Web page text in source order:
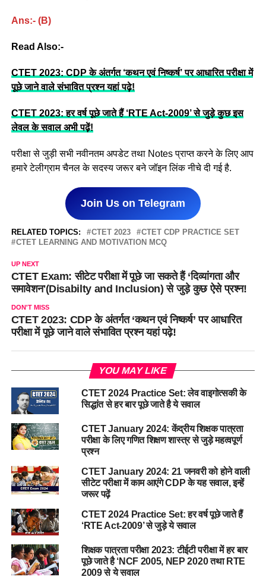
Ans:- (B)
Read Also:-
CTET 2023: CDP के अंतर्गत ‘कथन एवं निष्कर्ष’ पर आधारित परीक्षा में
पूछे जाने वाले संभावित प्रश्न यहां पढ़े!
CTET 2023: हर वर्ष पूछे जाते हैं ‘RTE Act-2009’ से जुड़े कुछ इस
लेवल के सवाल अभी पढ़ें!
परीक्षा से जुड़ी सभी नवीनतम अपडेट तथा Notes प्राप्त करने के लिए आप
हमारे टेलीग्राम चैनल के सदस्य जरूर बने जॉइन लिंक नीचे दी गई है.
Join Us on Telegram
RELATED TOPICS: CTET 2023
CTET CDP PRACTICE SET
CTET LEARNING AND MOTIVATION MCQ
UP NEXT
CTET Exam: सीटेट परीक्षा में पूछे जा सकते हैं ‘दिव्यांगता और
समावेशन'(Disabilty and Inclusion) से जुड़े कुछ ऐसे प्रश्न!
DON'T MISS
CTET 2023: CDP के अंतर्गत ‘कथन एवं निष्कर्ष’ पर आधारित
परीक्षा में पूछे जाने वाले संभावित प्रश्न यहां पढ़े!
YOU MAY LIKE
CTET 2024 Practice Set: लेव वाइगोत्सकी के
सिद्धांत से हर बार पूछे जाते है ये सवाल
CTET January 2024: केंद्रीय शिक्षक पात्रता
परीक्षा के लिए गणित शिक्षण शास्त्र से जुड़े महत्वपूर्ण
प्रश्न
CTET January 2024: 21 जनवरी को होने वाली
सीटेट परीक्षा में काम आएंगे CDP के यह सवाल, इन्हें
जरूर पढ़ें
CTET 2024 Practice Set: हर वर्ष पूछे जाते हैं
‘RTE Act-2009’ से जुड़े ये सवाल
शिक्षक पात्रता परीक्षा 2023: टीईटी परीक्षा में हर बार
पूछे जाते है ‘NCF 2005, NEP 2020 तथा RTE
2009 से ये सवाल